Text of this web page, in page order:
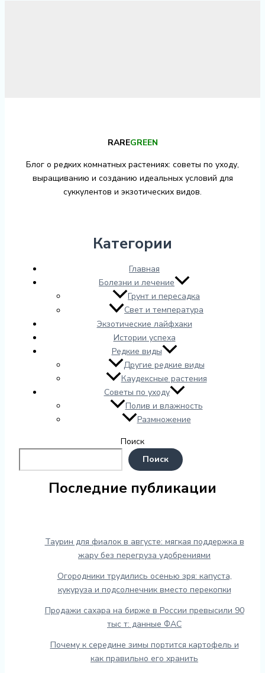
RAREGREEN
Блог о редких комнатных растениях: советы по уходу,
выращиванию и созданию идеальных условий для
суккулентов и экзотических видов.
Категории
Главная
Болезни и лечение
Грунт и пересадка
Свет и температура
Экзотические лайфхаки
Истории успеха
Редкие виды
Другие редкие виды
Каудексные растения
Советы по уходу
Полив и влажность
Размножение
Поиск
Поиск
Последние публикации
Таурин для фиалок в августе: мягкая поддержка в
жару без перегруза удобрениями
Огородники трудились осенью зря: капуста,
кукуруза и подсолнечник вместо перекопки
Продажи сахара на бирже в России превысили 90
тыс т: данные ФАС
Почему к середине зимы портится картофель и
как правильно его хранить